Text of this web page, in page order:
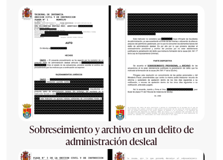
Sobreseimiento y archivo en un delito de
administración desleal